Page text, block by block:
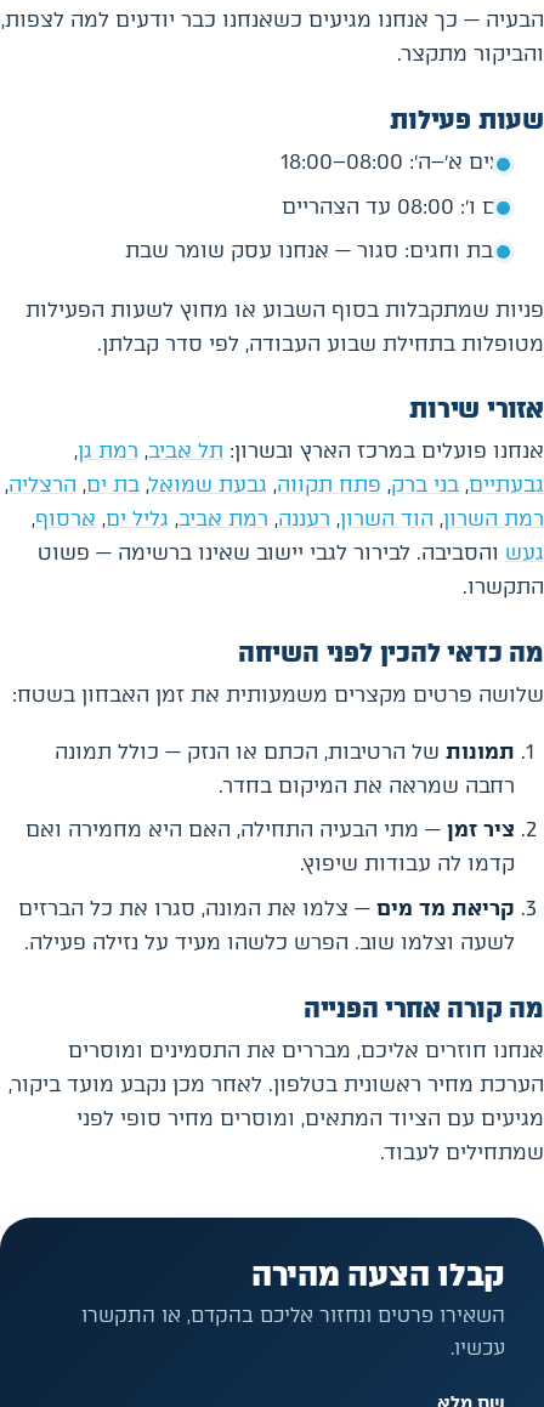
הבעיה — כך אנחנו מגיעים כשאנחנו כבר יודעים למה לצפות,
והביקור מתקצר.
שעות פעילות
ימים א׳–ה׳: 08:00–18:00
יום ו׳: 08:00 עד הצהריים
שבת וחגים: סגור — אנחנו עסק שומר שבת
פניות שמתקבלות בסוף השבוע או מחוץ לשעות הפעילות
מטופלות בתחילת שבוע העבודה, לפי סדר קבלתן.
אזורי שירות
אנחנו פועלים במרכז הארץ ובשרון: תל אביב, רמת גן,
גבעתיים, בני ברק, פתח תקווה, גבעת שמואל, בת ים, הרצליה,
רמת השרון, הוד השרון, רעננה, רמת אביב, גליל ים, ארסוף,
געש והסביבה. לבירור לגבי יישוב שאינו ברשימה — פשוט
התקשרו.
מה כדאי להכין לפני השיחה
שלושה פרטים מקצרים משמעותית את זמן האבחון בשטח:
תמונותשל הרטיבות, הכתם או הנזק — כולל תמונה
רחבה שמראה את המיקום בחדר.
ציר זמן— מתי הבעיה התחילה, האם היא מחמירה ואם
קדמו לה עבודות שיפוץ.
קריאת מד מים— צלמו את המונה, סגרו את כל הברזים
לשעה וצלמו שוב. הפרש כלשהו מעיד על נזילה פעילה.
מה קורה אחרי הפנייה
אנחנו חוזרים אליכם, מבררים את התסמינים ומוסרים
הערכת מחיר ראשונית בטלפון. לאחר מכן נקבע מועד ביקור,
מגיעים עם הציוד המתאים, ומוסרים מחיר סופי לפני
שמתחילים לעבוד.
קבלו הצעה מהירה
השאירו פרטים ונחזור אליכם בהקדם, או התקשרו
עכשיו.